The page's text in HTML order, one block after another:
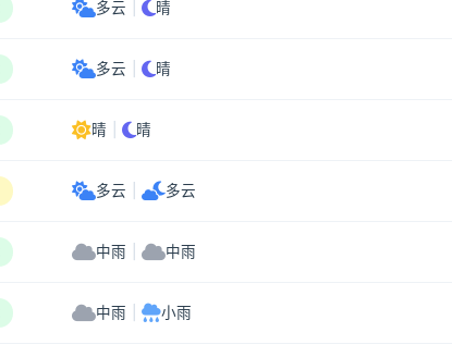
多云 晴
多云 晴
晴 晴
多云 多云
中雨 中雨
中雨 小雨